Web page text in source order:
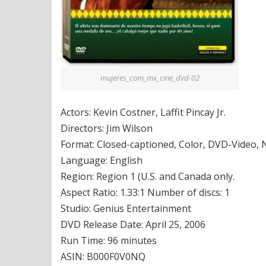
mujeres_com_mx_cine_dvd-02
Actors: Kevin Costner, Laffit Pincay Jr.
Directors: Jim Wilson
Format: Closed-captioned, Color, DVD-Video,
Language: English
Region: Region 1 (U.S. and Canada only.
Aspect Ratio: 1.33:1 Number of discs: 1
Studio: Genius Entertainment
DVD Release Date: April 25, 2006
Run Time: 96 minutes
ASIN: B000F0V0NQ